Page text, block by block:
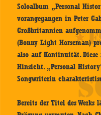
Soloalbum „Personal
vorangegangen in Peter
Großbritannien
(Bonny Light Horseman)
also auf Kontinuität.
Hinsicht. „Personal
Songwriterin
Bereits der Titel des Werks